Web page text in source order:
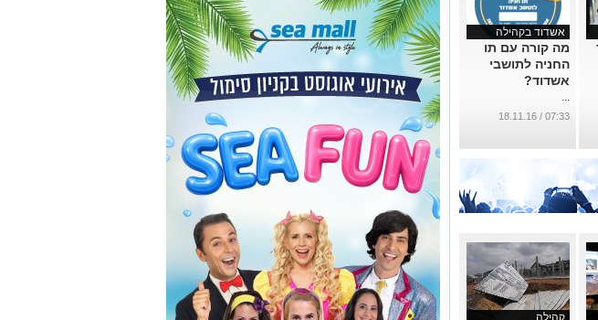
אשדוד בקהילה
מה קורה עם תו
החניה לתושבי
אשדוד?
...
07:33 / 18.11.16
קהילה